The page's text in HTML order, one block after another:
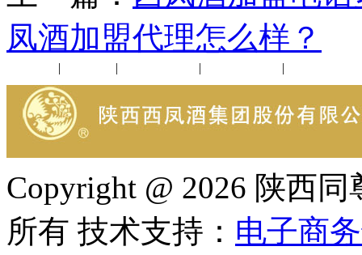
凤酒加盟代理怎么样？
| | | |
Copyright @ 2026 陕西
所有 技术支持： 电子商